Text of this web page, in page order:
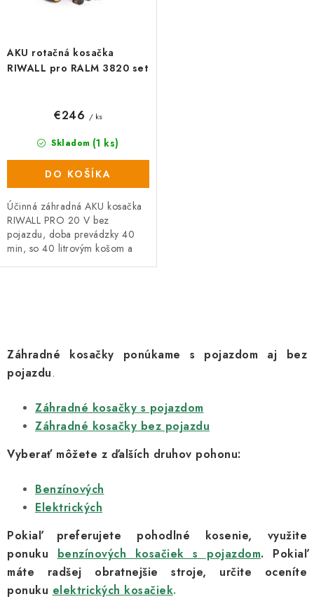
v
AKU rotačná kosačka
RIWALL pro RALM 3820 set
Skladom (1 ks)
€246 / ks
DO KOŠÍKA
Účinná záhradná AKU kosačka
RIWALL PRO 20 V bez
pojazdu, doba prevádzky 40
min, so 40 litrovým košom a
l
á
d
e
k
y
v
ý
p
Záhradné kosačky ponúkame s pojazdom aj bez
pojazdu.
Záhradné kosačky s pojazdom
Záhradné kosačky bez pojazdu
Vyberať môžete z ďalších druhov pohonu:
Benzínových
Elektrických
Pokiaľ preferujete pohodlné kosenie, využite
ponuku benzínových kosačiek s pojazdom. Pokiaľ
máte radšej obratnejšie stroje, určite oceníte
ponuku elektrických kosačiek.